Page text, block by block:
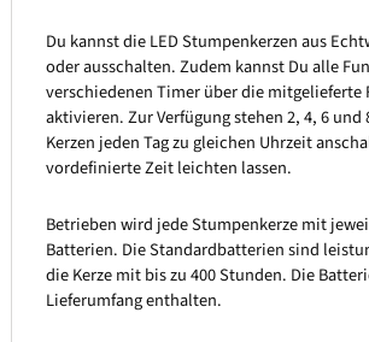
Du kannst die LED Stumpenkerzen aus
oder ausschalten. Zudem kannst Du alle
verschiedenen Timer über die mitgelieferte
aktivieren. Zur Verfügung stehen 2, 4, 6
Kerzen jeden Tag zu gleichen Uhrzeit
vordefinierte Zeit leichten lassen.
Betrieben wird jede Stumpenkerze mit
Batterien. Die Standardbatterien sind
die Kerze mit bis zu 400 Stunden. Die
Lieferumfang enthalten.